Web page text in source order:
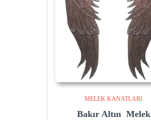
MELEK KANATLARI
Bakır Altın Melek